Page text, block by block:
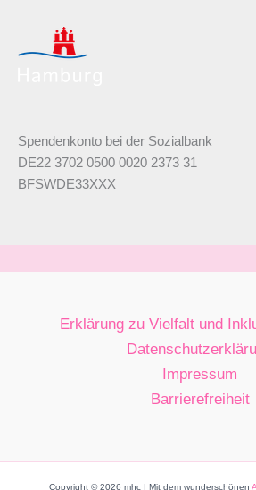
Spendenkonto bei der Sozialbank
DE22 3702 0500 0020 2373 31
BFSWDE33XXX
Erklärung zu Vielfalt und
Impressum
Barrierefreiheit
Copyright © 2026 mhc | Mit dem wunderschönen